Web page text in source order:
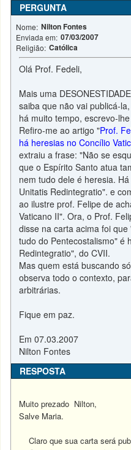
PERGUNTA
Nome: Nilton Fontes
Enviada em: 07/03/2007
Religião: Católica
Olá Prof. Fedeli,
Mais uma
saiba que não vai publicá-
há muito tempo, escrevo-
Refiro-me ao artigo "Prof.
há heresias no Concílio
extraiu a frase: "Não se
que o Espírito Santo atua
nem tudo dele é heresia.
Unitatis Redintegratio". e
ao ilustre prof. Felipe de
Vaticano II". Ora, o Prof.
disse na carta acima foi
tudo do Pentecostalismo" é
Redintegratio", do CVII.
Mas quem está buscando
observa todo o contexto,
arbitrárias.
Fique em paz.
Em 07.03.2007
Nilton Fontes
RESPOSTA
Muito prezado Nilton,
Salve Maria.
Claro que sua carta será